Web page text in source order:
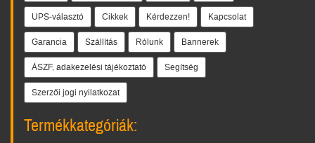
UPS-választó Cikkek Kérdezzen! Kapcsolat
Garancia Szállítás Rólunk Bannerek
ÁSZF, adakezelési tájékoztató Segítség
Szerzői jogi nyilatkozat
Termékkategóriák: